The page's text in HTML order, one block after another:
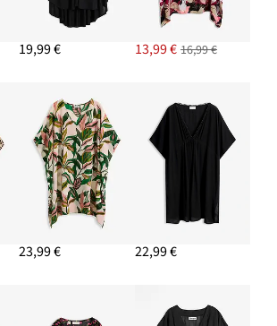
PRIDAŤ DO KOŠÍKA
v prepletanom vzhľade
PRIDAŤ DO KOŠÍKA
19,99 € 13,99 € 16,99 €
23,99 € 22,99 €